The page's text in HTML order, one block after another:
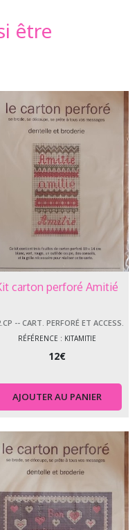
être
carton perforé Amitié
-- CART. PERFORÉ ET ACCESS.
RÉFÉRENCE : KITAMITIE
12€
AJOUTER AU PANIER